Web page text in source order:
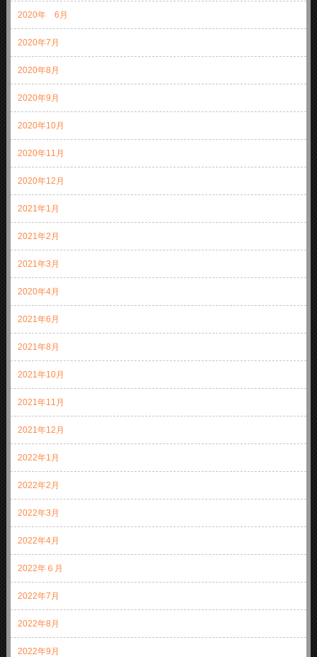
2020年 6月
2020年7月
2020年8月
2020年9月
2020年10月
2020年11月
2020年12月
2021年1月
2021年2月
2021年3月
2020年4月
2021年6月
2021年8月
2021年10月
2021年11月
2021年12月
2022年1月
2022年2月
2022年3月
2022年4月
2022年６月
2022年7月
2022年8月
2022年9月